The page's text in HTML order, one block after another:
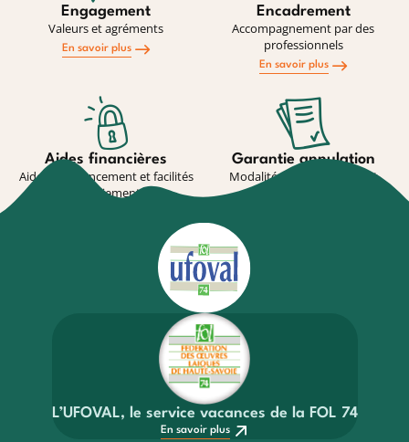
Engagement
Valeurs et agréments
En savoir plus
Encadrement
Accompagnement par des
professionnels
En savoir plus
Aides financières
Aides au financement et facilités
de paiement
Garantie annulation
Modalité de souscription et
L’UFOVAL, le service vacances de la FOL 74
En savoir plus